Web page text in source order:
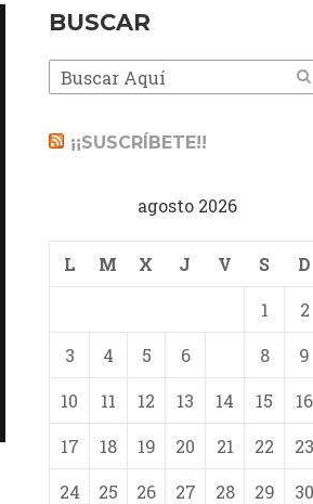
BUSCAR
¡¡SUSCRÍBETE!!
agosto 2026
L M X J V S
D
1
2
3
4 5 6 8
9
10
11 12 13 14 15
16
17
18 19 20 21 22
23
24
25 26 27 28 29
30